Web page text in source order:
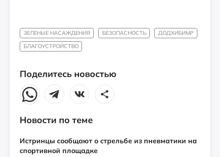
ЗЕЛЕНЫЕ НАСАЖДЕНИЯ БЕЗОПАСНОСТЬ
ДОДХИБИМР
БЛАГОУСТРОЙСТВО
Поделитесь новостью
Новости по теме
Истринцы сообщают о стрельбе из пневматики на
спортивной площадке